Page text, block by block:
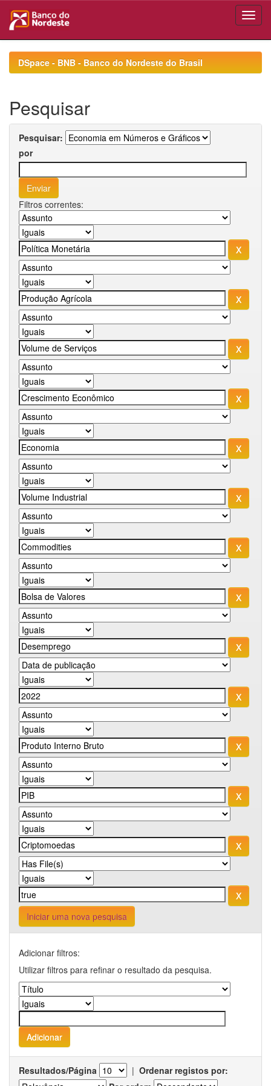
navigationDSpace - BNB - Banco do Nordeste do Brasil
Pesquisar
Pesquisar:
por
Filtros correntes:
Iniciar uma nova pesquisa
Adicionar filtros:
Utilizar filtros para refinar o resultado da pesquisa.
Resultados/Página | Ordenar registos por: